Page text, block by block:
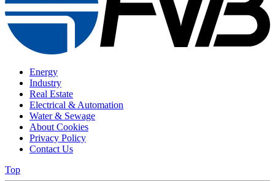
Energy
Industry
Real Estate
Electrical & Automation
Water & Sewage
About Cookies
Privacy Policy
Contact Us
Top